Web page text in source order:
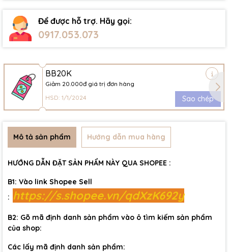
Để được hỗ trợ. Hãy gọi:
0917.053.073
BB20K
Giảm 20.000đ giá trị đơn hàng
HSD: 1/1/2024
Sao chép
Mô tả sản phẩm Hướng dẫn mua hàng
HƯỚNG DẪN ĐẶT SẢN PHẨM NÀY QUA SHOPEE :
B1: Vào link Shopee Sell
: https://s.shopee.vn/qdXzK692y
B2: Gõ mã định danh sản phẩm vào ô tìm kiếm sản phẩm
của shop:
Các lấy mã định danh sản phẩm: